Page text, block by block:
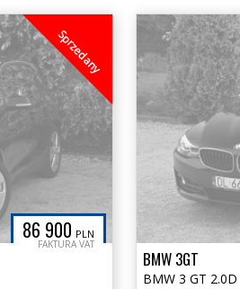
86 900 PLN
FAKTURA VAT
Sprzedany
BMW 3GT